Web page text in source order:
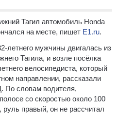
Тагил автомобиль Honda
на месте, пишет Е1.ru.
летнего мужчины двигалась из
Тагила, и возле посёлка
велосипедиста, который
направлении, рассказали
По словам водителя,
со скоростью около 100
руль правый, он не рассчитал